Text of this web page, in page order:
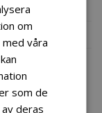
om
våra
som de
deras